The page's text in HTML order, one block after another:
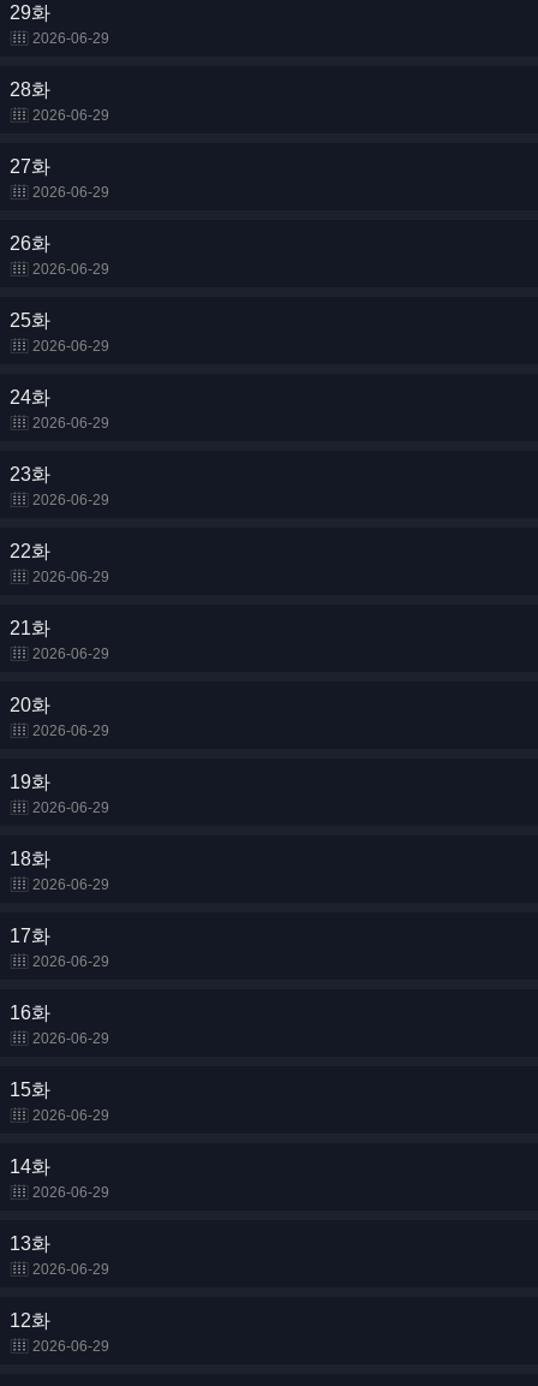
29화
2026-06-29
28화
2026-06-29
27화
2026-06-29
26화
2026-06-29
25화
2026-06-29
24화
2026-06-29
23화
2026-06-29
22화
2026-06-29
21화
2026-06-29
20화
2026-06-29
19화
2026-06-29
18화
2026-06-29
17화
2026-06-29
16화
2026-06-29
15화
2026-06-29
14화
2026-06-29
13화
2026-06-29
12화
2026-06-29